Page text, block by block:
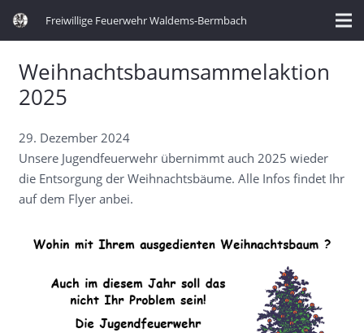
Freiwillige Feuerwehr Waldems-Bermbach
Weihnachtsbaumsammelaktion
2025
29. Dezember 2024
Unsere Jugendfeuerwehr übernimmt auch 2025 wieder
die Entsorgung der Weihnachtsbäume. Alle Infos findet Ihr
auf dem Flyer anbei.